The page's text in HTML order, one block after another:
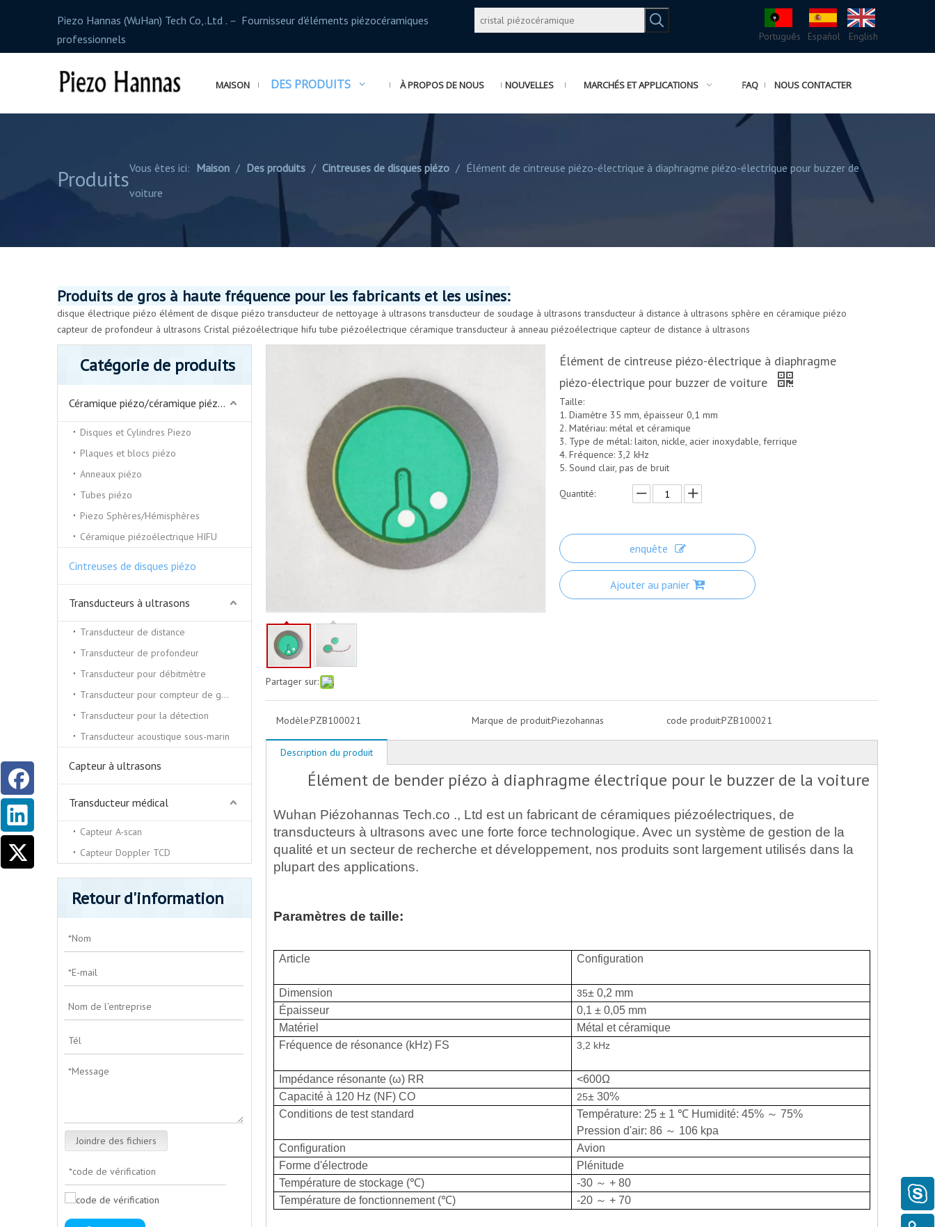
Piezo Hannas (WuHan) Tech Co,.Ltd .－ Fournisseur d'éléments piézocéramiques
professionnels
Português Español English
MAISON DES PRODUITS À PROPOS DE NOUS NOUVELLES MARCHÉS ET APPLICATIONS FAQ NOUS CONTACTER
ProduitsVous êtes ici: Maison / Des produits / Cintreuses de disques piézo / Élément de cintreuse piézo-électrique à diaphragme piézo-électrique pour buzzer de
voiture
Produits de gros à haute fréquence pour les fabricants et les usines:
disque électrique piézo élément de disque piézo transducteur de nettoyage à ultrasons transducteur de soudage à ultrasons transducteur à distance à ultrasons sphère en céramique piézo
capteur de profondeur à ultrasons Cristal piézoélectrique hifu tube piézoélectrique céramique transducteur à anneau piézoélectrique capteur de distance à ultrasons
Catégorie de produits
Céramique piézo/céramique piézoélectrique
Disques et Cylindres Piezo
Plaques et blocs piézo
Anneaux piézo
Tubes piézo
Piezo Sphères/Hémisphères
Céramique piézoélectrique HIFU
Cintreuses de disques piézo
Transducteurs à ultrasons
Transducteur de distance
Transducteur de profondeur
Transducteur pour débitmètre
Transducteur pour compteur de gaz
Transducteur pour la détection
Transducteur acoustique sous-marin
Capteur à ultrasons
Transducteur médical
Capteur A-scan
Capteur Doppler TCD
Retour d'information
Joindre des fichiers
Partager sur:
Élément de cintreuse piézo-électrique à diaphragme
piézo-électrique pour buzzer de voiture
Taille:
1. Diamètre 35 mm, épaisseur 0,1 mm
2. Matériau: métal et céramique
3. Type de métal: laiton, nickle, acier inoxydable, ferrique
4. Fréquence: 3,2 kHz
5. Sound clair, pas de bruit
Quantité:
enquête
Ajouter au panier
Modèle:PZB100021 Marque de produit:Piezohannas code produit:PZB100021
Description du produit
Élément de bender piézo à diaphragme électrique pour le buzzer de la voiture
Wuhan Piézohannas Tech.co ., Ltd est un fabricant de céramiques piézoélectriques, de
transducteurs à ultrasons avec une forte force technologique. Avec un système de gestion de la
qualité et un secteur de recherche et développement, nos produits sont largement utilisés dans la
plupart des applications.
Paramètres de taille:
Article Configuration
Dimension 35± 0,2 mm
Épaisseur
0,1 ± 0,05 mm
Matériel
Métal et céramique
Fréquence de résonance (kHz) FS
3,2 kHz
Impédance résonante (ω) RR
<600Ω
Capacité à 120 Hz (NF) CO
25± 30%
Conditions de test standard
Température: 25 ± 1 ℃ Humidité: 45% ～ 75%
Pression d'air: 86 ～ 106 kpa
Configuration
Avion
Forme d'électrode
Plénitude
Température de stockage (℃)
-30 ～ + 80
Température de fonctionnement (℃)
-20 ～ + 70